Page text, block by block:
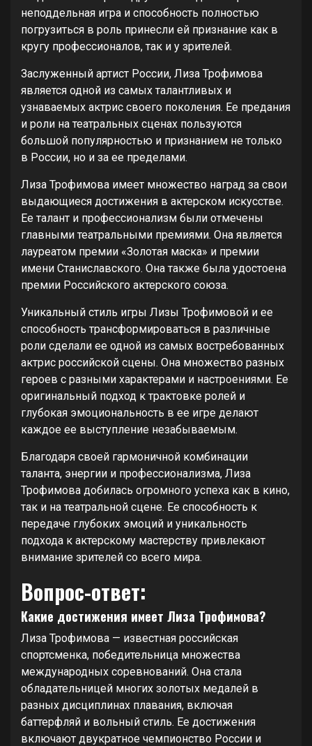
неподдельная игра и способность полностью
погрузиться в роль принесли ей признание как в
кругу профессионалов, так и у зрителей.
Заслуженный артист России, Лиза Трофимова
является одной из самых талантливых и
узнаваемых актрис своего поколения. Ее предания
и роли на театральных сценах пользуются
большой популярностью и признанием не только
в России, но и за ее пределами.
Лиза Трофимова имеет множество наград за свои
выдающиеся достижения в актерском искусстве.
Ее талант и профессионализм были отмечены
главными театральными премиями. Она является
лауреатом премии «Золотая маска» и премии
имени Станиславского. Она также была удостоена
премии Российского актерского союза.
Уникальный стиль игры Лизы Трофимовой и ее
способность трансформироваться в различные
роли сделали ее одной из самых востребованных
актрис российской сцены. Она множество разных
героев с разными характерами и настроениями. Ее
оригинальный подход к трактовке ролей и
глубокая эмоциональность в ее игре делают
каждое ее выступление незабываемым.
Благодаря своей гармоничной комбинации
таланта, энергии и профессионализма, Лиза
Трофимова добилась огромного успеха как в кино,
так и на театральной сцене. Ее способность к
передаче глубоких эмоций и уникальность
подхода к актерскому мастерству привлекают
внимание зрителей со всего мира.
Вопрос-ответ:
Какие достижения имеет Лиза Трофимова?
Лиза Трофимова — известная российская
спортсменка, победительница множества
международных соревнований. Она стала
обладательницей многих золотых медалей в
разных дисциплинах плавания, включая
баттерфляй и вольный стиль. Ее достижения
включают двукратное чемпионство России и